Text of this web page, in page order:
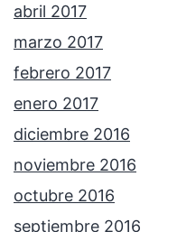
abril 2017
marzo 2017
febrero 2017
enero 2017
diciembre 2016
noviembre 2016
octubre 2016
septiembre 2016